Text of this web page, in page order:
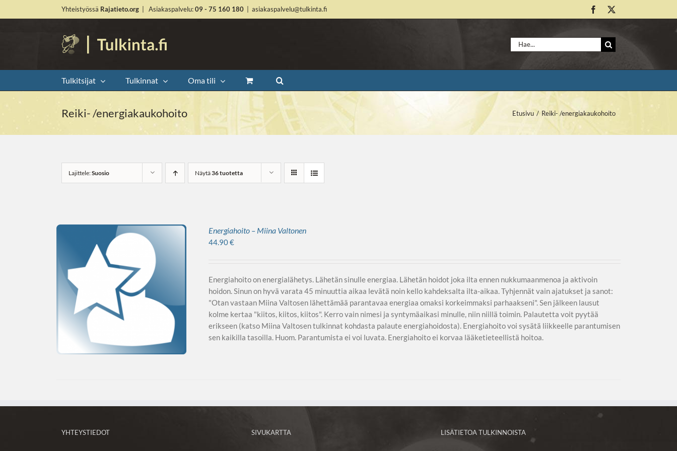
to
Yhteistyössä Rajatieto.org Asiakaspalvelu:09 - 75 160 180 asiakaspalvelu@tulkinta.fi Facebook
Etsi
...
Tulkitsijat Tulkinnat Oma tili
Reiki- /energiakaukohoito Etusivu Reiki- /energiakaukohoito
Lajittele:Suosio Näytä36 tuotetta
Energiahoito – Miina Valtonen
44.90€
Energiahoito on energialähetys. Lähetän sinulle energiaa. Lähetän hoidot joka ilta ennen nukkumaanmenoa ja aktivoin
hoidon. Sinun on hyvä varata 45 minuuttia aikaa levätä noin kello kahdeksalta ilta-aikaa. Tyhjennät vain ajatukset ja sanot:
"Otan vastaan Miina Valtosen lähettämää parantavaa energiaa omaksi korkeimmaksi parhaakseni". Sen jälkeen lausut
kolme kertaa "kiitos, kiitos, kiitos". Kerro vain nimesi ja syntymäaikasi minulle, niin niillä toimin. Palautetta voit pyytää
erikseen (katso Miina Valtosen tulkinnat kohdasta palaute energiahoidosta). Energiahoito voi sysätä liikkeelle parantumisen
sen kaikilla tasoilla. Huom. Parantumista ei voi luvata. Energiahoito ei korvaa lääketieteellistä hoitoa.
YHTEYSTIEDOT SIVUKARTTA LISÄTIETOA TULKINNOISTA